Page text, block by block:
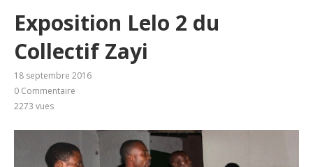
Exposition Lelo 2 du
Collectif Zayi
18 septembre 2016
0 Commentaire
2273 vues